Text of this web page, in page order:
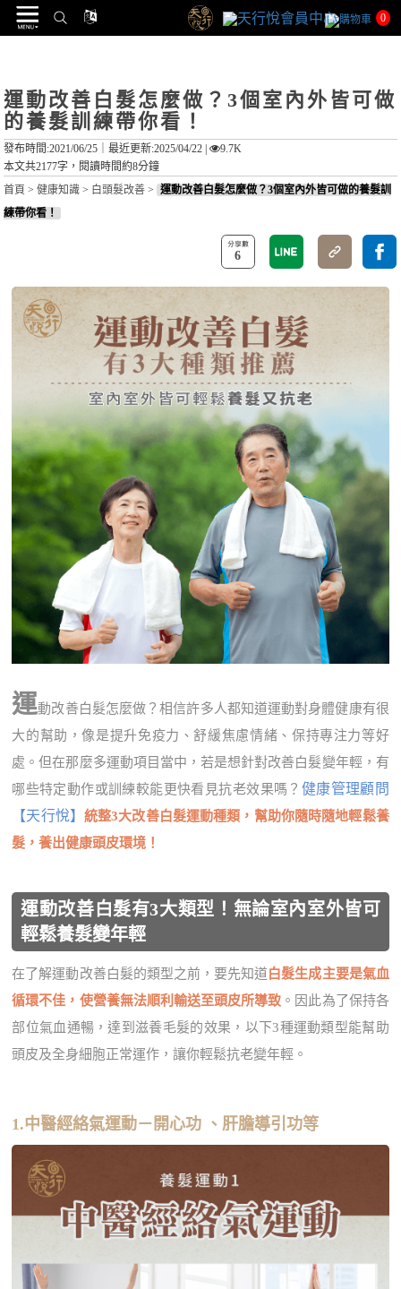
0
運動改善白髮怎麼做？3個室內外皆可做
的養髮訓練帶你看！
發布時間:2021/06/25｜最近更新:2025/04/22 |
9.7K
本文共2177字，閱讀時間約8分鐘
首頁 >健康知識 > 白頭髮改善 >
運動改善白髮怎麼做？3個室內外皆可做的養髮訓
練帶你看！
6
運動改善白髮怎麼做？相信許多人都知道運動對身體健康有很
大的幫助，像是提升免疫力、舒緩焦慮情緒、保持專注力等好
處。但在那麼多運動項目當中，若是想針對改善白髮變年輕，有
哪些特定動作或訓練較能更快看見抗老效果嗎？ 健康管理顧問
【天行悅】 統整3大改善白髮運動種類，幫助你隨時隨地輕鬆養
髮，養出健康頭皮環境！
運動改善白髮有3大類型！無論室內室外皆可
輕鬆養髮變年輕
在了解運動改善白髮的類型之前，要先知道白髮生成主要是氣血
循環不佳，使營養無法順利輸送至頭皮所導致 。因此為了保持各
部位氣血通暢，達到滋養毛髮的效果，以下3種運動類型能幫助
頭皮及全身細胞正常運作，讓你輕鬆抗老變年輕。
1.中醫經絡氣運動－開心功 、肝膽導引功等